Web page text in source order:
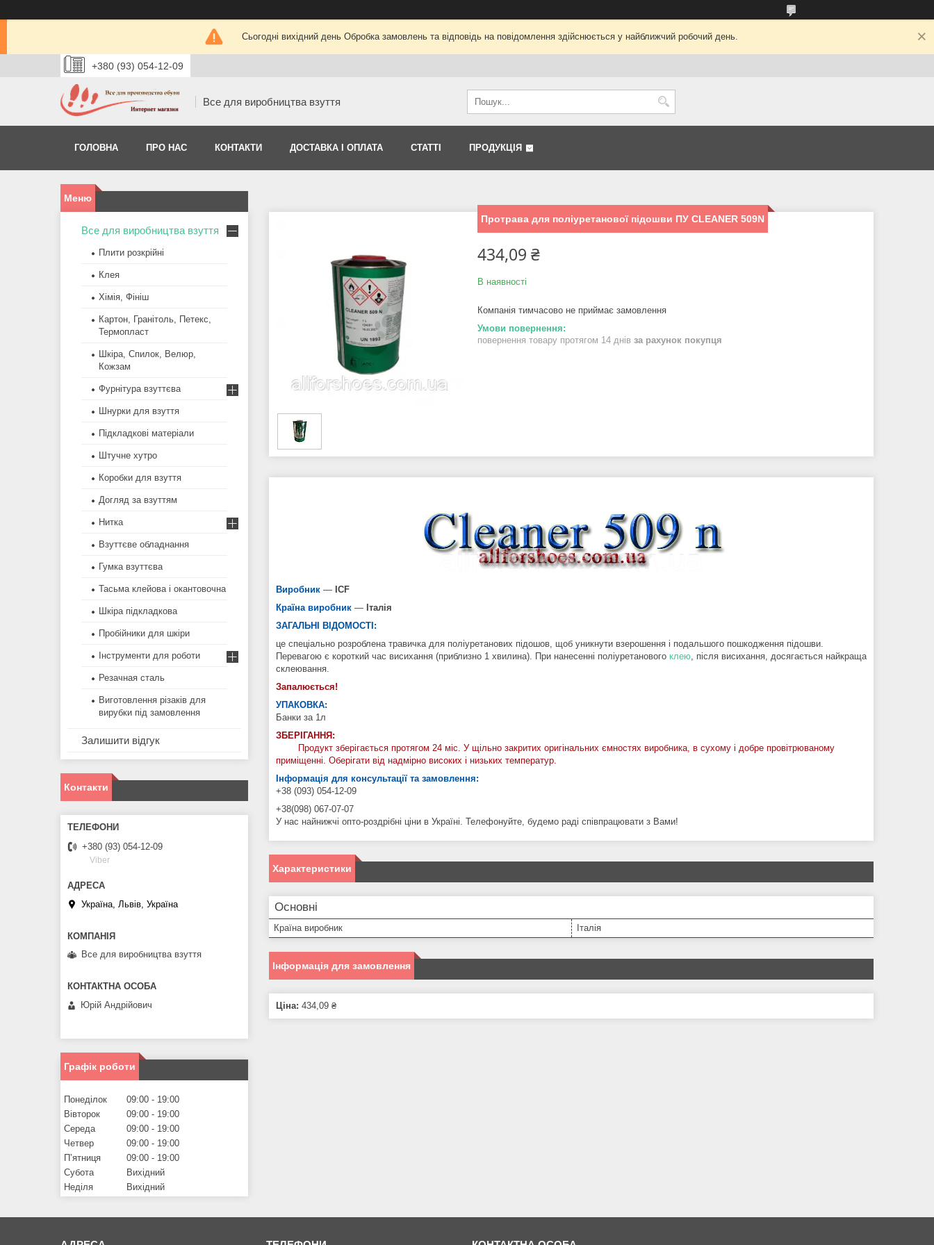
Сьогодні вихідний день Обробка замовлень та відповідь на повідомлення здійснюється у найближчий робочий день.
+380 (93) 054-12-09
Все для виробництва взуття
ГОЛОВНА ПРО НАС КОНТАКТИ ДОСТАВКА І ОПЛАТА СТАТТІ ПРОДУКЦІЯ
Протрава для поліуретанової підошви ПУ CLEANER 509N
434,09 ₴
В наявності
Компанія тимчасово не приймає замовлення
повернення товару протягом 14 днів за рахунок покупця
Виробник — ICF
Країна виробник — Італія
ЗАГАЛЬНІ ВІДОМОСТІ:
це спеціально розроблена травичка для поліуретанових підошов, щоб уникнути взерошення і подальшого пошкодження підошви.
Перевагою є короткий час висихання (приблизно 1 хвилина). При нанесенні поліуретанового клею, після висихання, досягається найкраща
склеювання.
Запалюється!
УПАКОВКА:
Банки за 1л
ЗБЕРІГАННЯ:
Продукт зберігається протягом 24 міс. У щільно закритих оригінальних ємностях виробника, в сухому і добре провітрюваному
приміщенні. Оберігати від надмірно високих і низьких температур.
Інформація для консультації та замовлення:
+38 (093) 054-12-09
+38(098) 067-07-07
У нас найнижчі опто-роздрібні ціни в Україні. Телефонуйте, будемо раді співпрацювати з Вами!
Характеристики
Основні
Країна виробник Італія
Інформація для замовлення
Ціна: 434,09 ₴
Все для виробництва взуття
Плити розкрійні
Клея
Хімія, Фініш
Картон, Гранітоль, Петекс,
Термопласт
Шкіра, Спилок, Велюр,
Кожзам
Фурнітура взуттєва
Шнурки для взуття
Підкладкові матеріали
Штучне хутро
Коробки для взуття
Догляд за взуттям
Нитка
Взуттєве обладнання
Гумка взуттєва
Тасьма клейова і окантовочна
Шкіра підкладкова
Пробійники для шкіри
Інструменти для роботи
Резачная сталь
Виготовлення різаків для
вирубки під замовлення
Залишити відгук
Контакти
+380 (93) 054-12-09
Viber
Україна, Львів, Україна
Все для виробництва взуття
Юрій Андрійович
Графік роботи
Понеділок 09:00
19:00
Вівторок
09:00
19:00
Середа
09:00
19:00
Четвер
09:00
19:00
Пʼятниця
09:00
19:00
Субота
Вихідний
Неділя
Вихідний